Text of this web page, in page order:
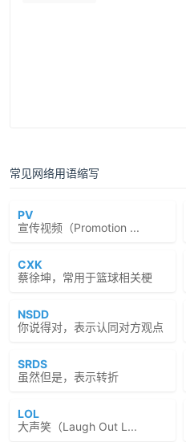
常见网络用语缩写
PV
宣传视频（Promotion ...
CXK
蔡徐坤，常用于篮球相关梗
NSDD
你说得对，表示认同对方观点
SRDS
虽然但是，表示转折
LOL
大声笑（Laugh Out L...